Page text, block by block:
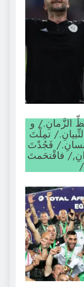
الزَّمانِ./ و
تمِلْتَ
فَجُدْتَ
فاقْتحَمتَ